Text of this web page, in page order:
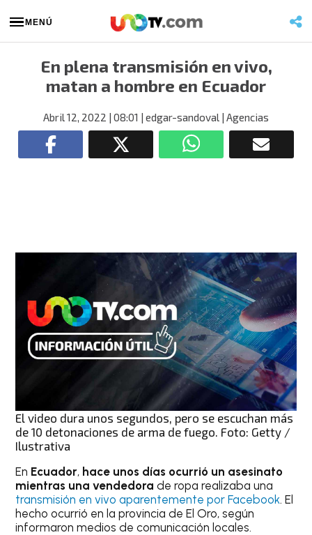
MENÚ
En plena transmisión en vivo,
matan a hombre en Ecuador
Abril 12, 2022 | 08:01 | edgar-sandoval | Agencias
El video dura unos segundos, pero se escuchan más
de 10 detonaciones de arma de fuego. Foto: Getty /
Ilustrativa
En Ecuador, hace unos días ocurrió un asesinato
mientras una vendedora de ropa realizaba una
transmisión en vivo aparentemente por Facebook. El
hecho ocurrió en la provincia de El Oro, según
informaron medios de comunicación locales.